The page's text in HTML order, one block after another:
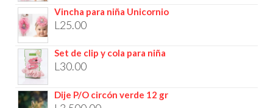
Vincha para niña Unicornio
L 25.00
Set de clip y cola para niña
L 30.00
Dije P/O circón verde 12 gr